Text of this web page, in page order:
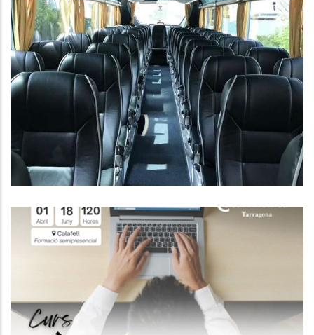
CONVOCATÒRIA AJUTS
INDIVIDUALS DE DESPLAÇAMENT
PER AL CURS 2024-25
Educació
Curs IA Per Al Màrqueting Del
Futur.
P. econòmica